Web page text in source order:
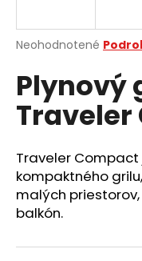
Priemerné
produktu
je
0,0
hviezdičiek.
Neohodnotené
Plynový
Traveler
kompaktného
malých
balkón.
j
ť
?